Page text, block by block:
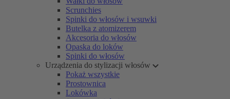
Scrunchies
Spinki do włosów i wsuwki
Butelka z atomizerem
Akcesoria do włosów
Opaska do loków
Spinki do włosów
Urządzenia do stylizacji włosów
Pokaż wszystkie
Prostownica
Lokówka